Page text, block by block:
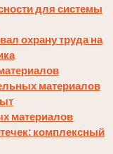
для системы
охрану труда на
материалов
материалов
комплексный